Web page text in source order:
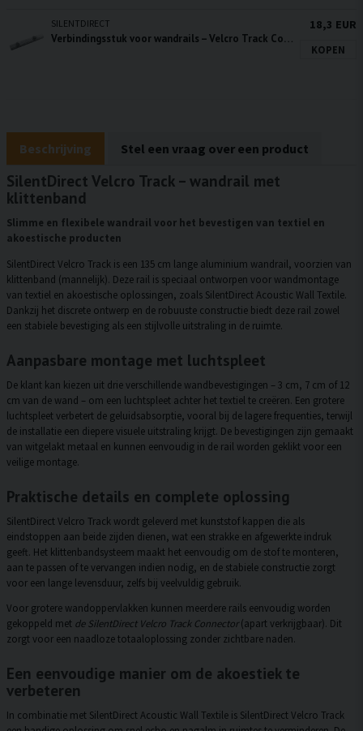
SILENTDIRECT
Verbindingsstuk voor wandrails – Velcro Track Connector
18,3 EUR
KOPEN
Beschrijving Stel een vraag over een product
SilentDirect Velcro Track – wandrail met
klittenband
Slimme en flexibele wandrail voor het bevestigen van textiel en
akoestische producten
SilentDirect Velcro Track is een 135 cm lange aluminium wandrail, voorzien van
klittenband (mannelijk). Deze rail is speciaal ontworpen voor wandmontage
van textiel en akoestische oplossingen, zoals SilentDirect Acoustic Wall Textile.
Dankzij het discrete ontwerp en de robuuste constructie biedt deze rail zowel
een stabiele bevestiging als een stijlvolle uitstraling in de ruimte.
Aanpasbare montage met luchtspleet
De klant kan kiezen uit drie verschillende wandbevestigingen – 3 cm, 7 cm of 12
cm van de wand – om een luchtspleet achter het textiel te creëren. Een grotere
luchtspleet verbetert de geluidsabsorptie, vooral bij de lagere frequenties, terwijl
de installatie een diepere visuele uitstraling krijgt. De bevestigingen zijn gemaakt
van witgelakt metaal en kunnen eenvoudig in de rail worden geklikt voor een
veilige montage.
Praktische details en complete oplossing
SilentDirect Velcro Track wordt geleverd met kunststof kappen die als
eindstoppen aan beide zijden dienen, wat een strakke en afgewerkte indruk
geeft. Het klittenbandsysteem maakt het eenvoudig om de stof te monteren,
aan te passen of te vervangen indien nodig, en de stabiele constructie zorgt
voor een lange levensduur, zelfs bij veelvuldig gebruik.
Voor grotere wandoppervlakken kunnen meerdere rails eenvoudig worden
gekoppeld met de SilentDirect Velcro Track Connector(apart verkrijgbaar). Dit
zorgt voor een naadloze totaaloplossing zonder zichtbare naden.
Een eenvoudige manier om de akoestiek te
verbeteren
In combinatie met SilentDirect Acoustic Wall Textile is SilentDirect Velcro Track